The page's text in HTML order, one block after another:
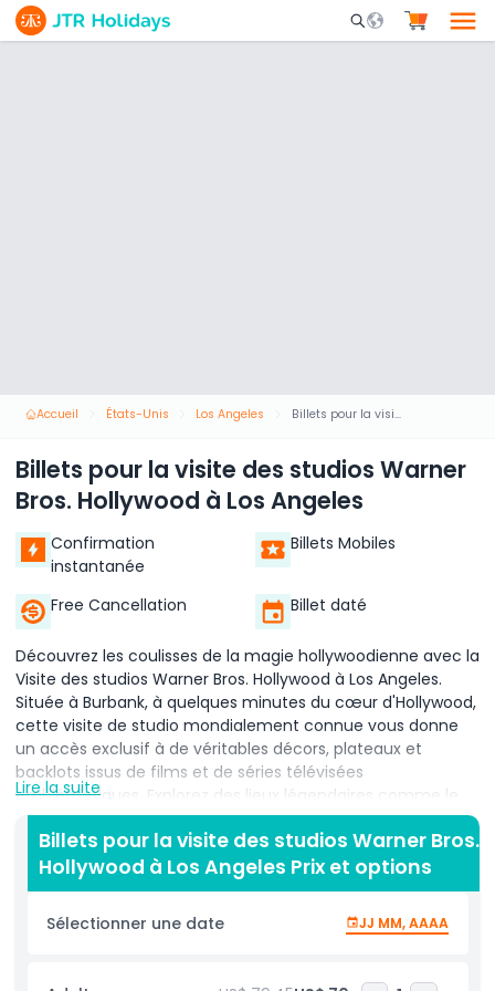
Mobile Search
Accueil États-Unis Los Angeles Billets pour la visite des studios Warner Bros. Hollywood à Los Angeles
Billets pour la visite des studios Warner
Bros. Hollywood à Los Angeles
Confirmation
instantanée
Billets Mobiles
Free Cancellation Billet daté
Découvrez les coulisses de la magie hollywoodienne avec la
Visite des studios Warner Bros. Hollywood à Los Angeles.
Située à Burbank, à quelques minutes du cœur d'Hollywood,
cette visite de studio mondialement connue vous donne
un accès exclusif à de véritables décors, plateaux et
backlots issus de films et de séries télévisées
emblématiques. Explorez des lieux légendaires comme le
café Central Perk de la série Friends, les décors de The Big
Bang Theory et l'exposition DC Universe présentant la
collection de Batmobiles. Découvrez les secrets des
coulisses de blockbusters et de séries adorées, et plongez
dans le Monde des Sorciers d'Harry Potter et Les Animaux
fantastiques. À Stage 48 : Du scénario à l'écran, vivez le
montage. Testez vos compétences dans des expositions
Lire la suite
Billets pour la visite des studios Warner Bros.
Hollywood à Los Angeles Prix et options
Sélectionner une date JJ MM, AAAA